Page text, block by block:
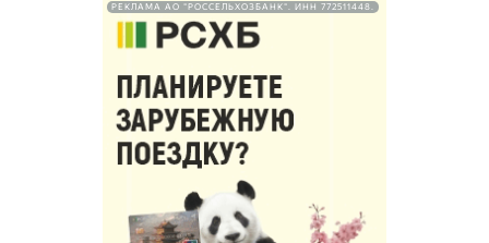
РЕКЛАМА АО "РОССЕЛЬХОЗБАНК". ИНН 772511448.